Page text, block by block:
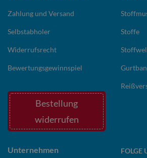
Zahlung und Versand
Selbstabholer
Widerrufsrecht
Bewertungsgewinnspiel
Bestellung
widerrufen
Stoffe
Unternehmen FOLGE